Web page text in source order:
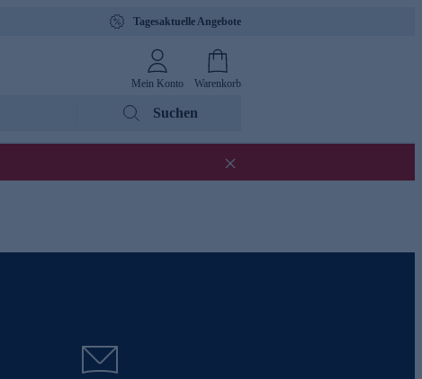
Tagesaktuelle Angebote
Mein Konto Warenkorb
Suchen